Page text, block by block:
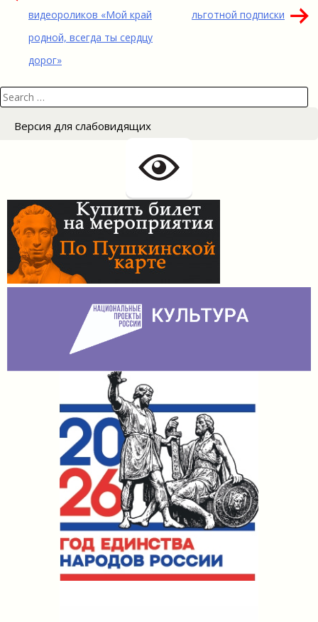
по
записям
видеороликов «Мой край
родной, всегда ты сердцу
дорог»
льготной подписки
Search
for:
Версия для слабовидящих